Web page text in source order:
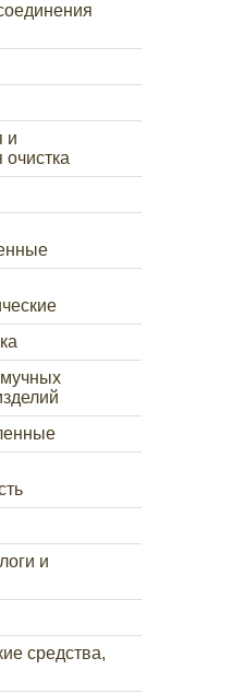
и
очистка
и
средства,